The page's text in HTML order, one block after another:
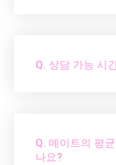
Q. 상담 가능 시
Q. 메이트의 평
나요?